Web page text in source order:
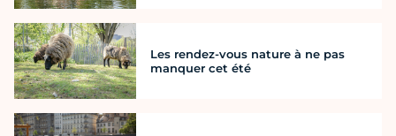
Les rendez-vous nature à ne pas
manquer cet été